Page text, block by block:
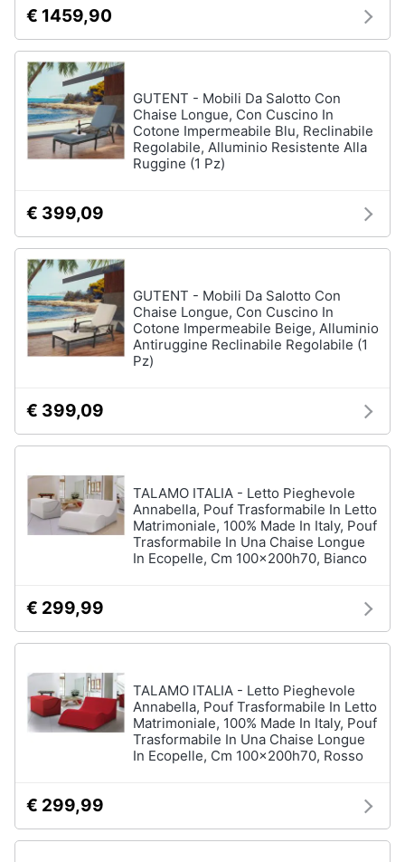
Sveglia
Orologi
da
parete
Carta
da
parati
Tende
tutti
Tessili
Tende
da
sole
matrimoniale
Copridivano
Vedi
tutti
illuminazione
Lampadari
Lampadari
moderni
Lampada
tutti
€ 1459,90
GUTENT - Mobili Da Salotto Con
Chaise Longue, Con Cuscino In
Cotone Impermeabile Blu, Reclinabile
Regolabile, Alluminio Resistente Alla
Ruggine (1 Pz)
€ 399,09
GUTENT - Mobili Da Salotto Con
Chaise Longue, Con Cuscino In
Cotone Impermeabile Beige, Alluminio
Antiruggine Reclinabile Regolabile (1
Pz)
€ 399,09
TALAMO ITALIA - Letto Pieghevole
Annabella, Pouf Trasformabile In Letto
Matrimoniale, 100% Made In Italy, Pouf
Trasformabile In Una Chaise Longue
In Ecopelle, Cm 100x200h70, Bianco
€ 299,99
TALAMO ITALIA - Letto Pieghevole
Annabella, Pouf Trasformabile In Letto
Matrimoniale, 100% Made In Italy, Pouf
Trasformabile In Una Chaise Longue
In Ecopelle, Cm 100x200h70, Rosso
€ 299,99